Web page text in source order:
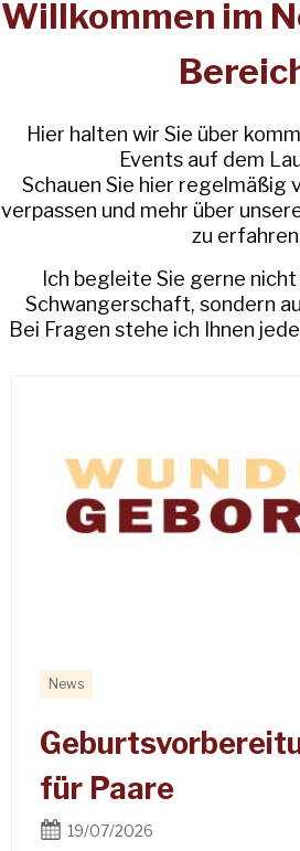
Willkommen im
Hier halten wir Sie über
Events auf dem
Schauen Sie hier regelmäßig
verpassen und mehr über
zu
Ich begleite Sie gerne
Schwangerschaft, sondern
Bei Fragen stehe ich Ihnen
News
für Paare
19/07/2026